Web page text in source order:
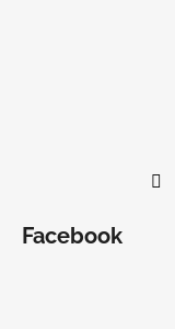
Facebook